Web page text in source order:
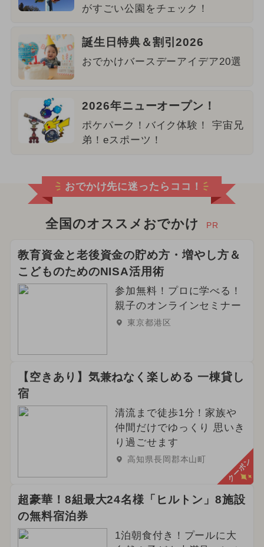
がすごい公園をチェック！
誕生日特典＆割引2026
おでかけバースデーアイデア20選
2026年ニューオープン！
ポケパーク！バイク体験！ 宇宙兄
弟！eスポーツ！
おでかけ先に迷ったらココ！
全国のオススメおでかけ PR
教育資金と老後資金の貯め方・増やし方＆
こどものためのNISA活用術
参加無料！プロに学べる！
親子のオンラインセミナー
東京都港区
【空きあり】気兼ねなく楽しめる 一棟貸し
宿
清流まで徒歩1分！家族や
仲間だけでゆっくり 思いき
り過ごせます
高知県長岡郡本山町 クーポン
超豪華！8組最大24名様「ヒルトン」8施設
の無料宿泊券
1泊朝食付き！プールに大